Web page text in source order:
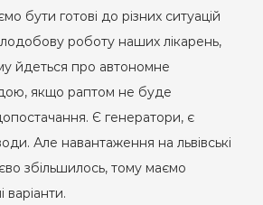
бути готові до різних ситуацій
роботу наших лікарень,
йдеться про автономне
якщо раптом не буде
Є генератори, є
Але навантаження на львівські
збільшилось, тому маємо
варіанти.